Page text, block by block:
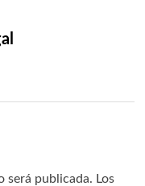
será publicada. Los